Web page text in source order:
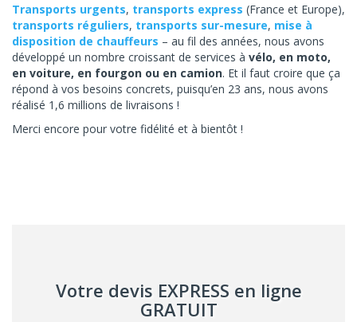
Transports urgents, transports express (France et Europe),
transports réguliers, transports sur-mesure, mise à
disposition de chauffeurs – au fil des années, nous avons
développé un nombre croissant de services à vélo, en moto,
en voiture, en fourgon ou en camion. Et il faut croire que ça
répond à vos besoins concrets, puisqu’en 23 ans, nous avons
réalisé 1,6 millions de livraisons !
Merci encore pour votre fidélité et à bientôt !
Votre devis EXPRESS en ligne
GRATUIT